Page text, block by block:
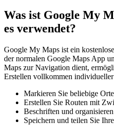
Was ist Google My
es verwendet?
Google My Maps ist ein
der normalen Google Maps App
Maps zur Navigation dient,
Erstellen vollkommen
Markieren Sie beliebige Orte
Erstellen Sie Routen mit
Beschriften und
Speichern und teilen Sie